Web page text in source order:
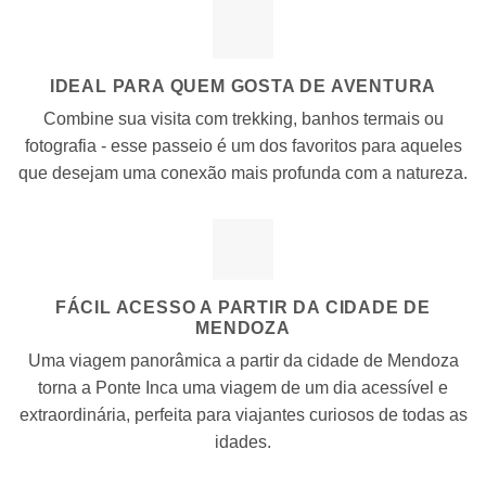
IDEAL PARA QUEM GOSTA DE AVENTURA
Combine sua visita com trekking, banhos termais ou
fotografia - esse passeio é um dos favoritos para aqueles
que desejam uma conexão mais profunda com a natureza.
FÁCIL ACESSO A PARTIR DA CIDADE DE
MENDOZA
Uma viagem panorâmica a partir da cidade de Mendoza
torna a Ponte Inca uma viagem de um dia acessível e
extraordinária, perfeita para viajantes curiosos de todas as
idades.